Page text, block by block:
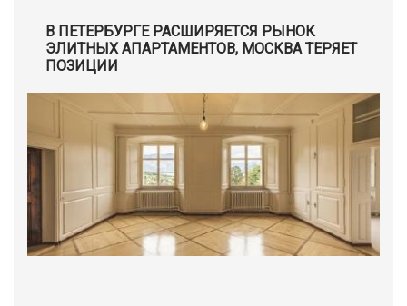
В ПЕТЕРБУРГЕ РАСШИРЯЕТСЯ РЫНОК
ЭЛИТНЫХ АПАРТАМЕНТОВ, МОСКВА ТЕРЯЕТ
ПОЗИЦИИ